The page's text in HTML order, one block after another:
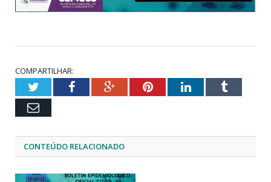
COMPARTILHAR:
TwitterFacebookGoogle+PinterestLinkedInTumblr
Email
CONTEÚDO RELACIONADO